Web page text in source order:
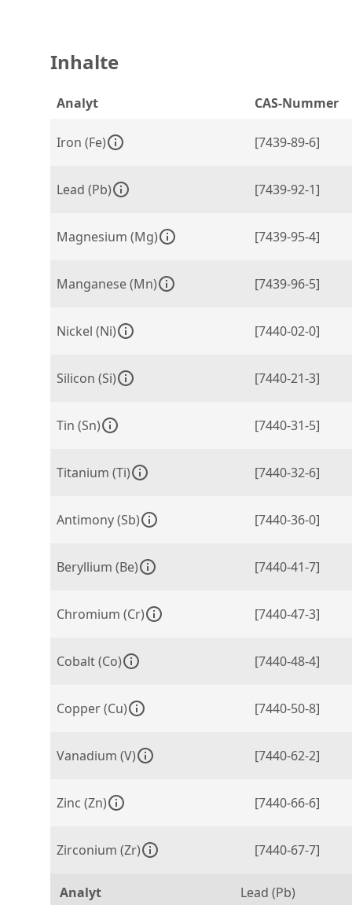
Inhalte
Analyt CAS-Nummer
Iron (Fe) [7439-89-6]
Lead (Pb) [7439-92-1]
Magnesium (Mg) [7439-95-4]
Manganese (Mn) [7439-96-5]
Nickel (Ni) [7440-02-0]
Silicon (Si) [7440-21-3]
Tin (Sn) [7440-31-5]
Titanium (Ti) [7440-32-6]
Antimony (Sb) [7440-36-0]
Beryllium (Be) [7440-41-7]
Chromium (Cr) [7440-47-3]
Cobalt (Co) [7440-48-4]
Copper (Cu) [7440-50-8]
Vanadium (V) [7440-62-2]
Zinc (Zn) [7440-66-6]
Zirconium (Zr) [7440-67-7]
Analyt
Lead (Pb)